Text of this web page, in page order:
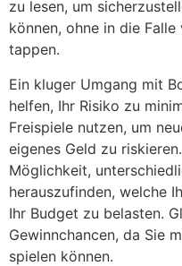
zu lesen, um
können, ohne in die
tappen.
Ein kluger Umgang mit
helfen, Ihr Risiko zu
Freispiele nutzen, um
eigenes Geld zu
Möglichkeit,
herauszufinden, welche
Ihr Budget zu belasten.
Gewinnchancen, da Sie
spielen können.